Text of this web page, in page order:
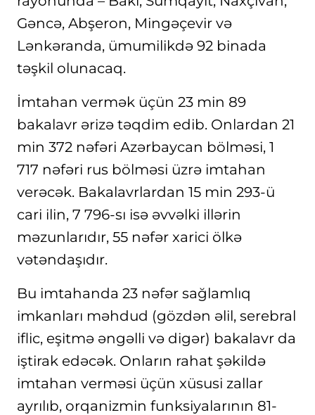
Gəncə, Abşeron, Mingəçevir və
Lənkəranda, ümumilikdə 92 binada
təşkil olunacaq.
İmtahan vermək üçün 23 min 89
bakalavr ərizə təqdim edib. Onlardan 21
min 372 nəfəri Azərbaycan bölməsi, 1
717 nəfəri rus bölməsi üzrə imtahan
verəcək. Bakalavrlardan 15 min 293-ü
cari ilin, 7 796-sı isə əvvəlki illərin
məzunlarıdır, 55 nəfər xarici ölkə
vətəndaşıdır.
Bu imtahanda 23 nəfər sağlamlıq
imkanları məhdud (gözdən əlil, serebral
iflic, eşitmə əngəlli və digər) bakalavr da
iştirak edəcək. Onların rahat şəkildə
imtahan verməsi üçün xüsusi zallar
ayrılıb, orqanizmin funksiyalarının 81-